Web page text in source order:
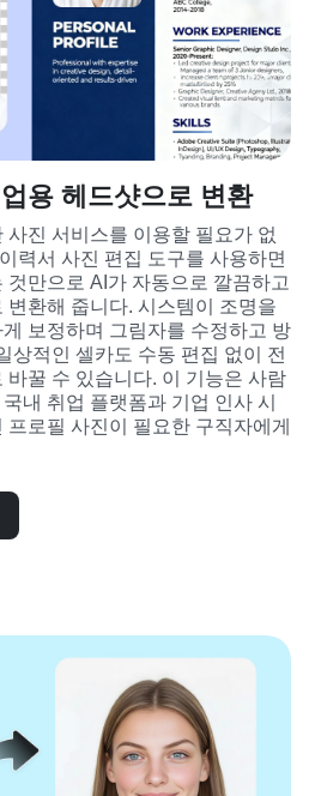
용 헤드샷으로 변환
사진 서비스를 이용할 필요가 없
력서 사진 편집 도구를 사용하면
것만으로 AI가 자동으로 깔끔하고
변환해 줍니다. 시스템이 조명을
보정하며 그림자를 수정하고 방
상적인 셀카도 수동 편집 없이 전
바꿀 수 있습니다. 이 기능은 사람
내 취업 플랫폼과 기업 인사 시
로필 사진이 필요한 구직자에게